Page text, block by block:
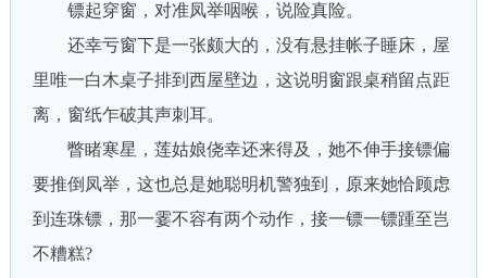
镖起穿窗，对准凤举咽喉，说险真险。
还幸亏窗下是一张颇大的，没有悬挂帐子睡床，屋
里唯一白木桌子排到西屋壁边，这说明窗跟桌稍留点距
离，窗纸乍破其声刺耳。
瞥睹寒星，莲姑娘侥幸还来得及，她不伸手接镖偏
要推倒凤举，这也总是她聪明机警独到，原来她恰顾虑
到连珠镖，那一霎不容有两个动作，接一镖一镖踵至岂
不糟糕?